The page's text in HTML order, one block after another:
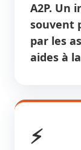
A2P. Un
souvent
par les
aides à
⚡